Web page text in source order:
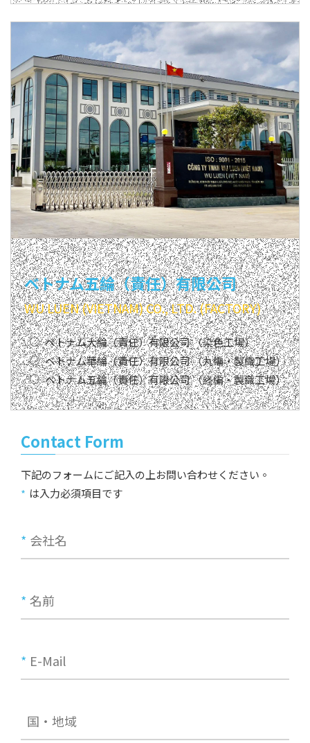
ベトナム五綸（責任）有限公司
WU LUEN (VIETNAM) CO., LTD. (FACTORY)
ベトナム大綸（責任）有限公司 （染色工場）
ベトナム華綸（責任）有限公司 （丸編・製織工場）
ベトナム五綸（責任）有限公司 （経編・製織工場）
Contact Form
下記のフォームにご記入の上お問い合わせください。
は入力必須項目です
* 会社名
* 名前
* E-Mail
国・地域